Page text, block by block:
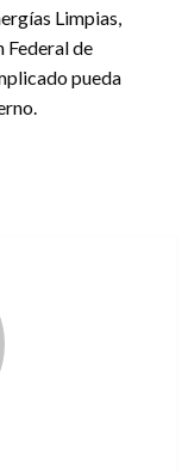
Limpias,
Federal de
pueda